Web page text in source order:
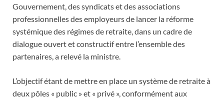
Gouvernement, des syndicats et des associations
professionnelles des employeurs de lancer la réforme
systémique des régimes de retraite, dans un cadre de
dialogue ouvert et constructif entre l’ensemble des
partenaires, a relevé la ministre.
L’objectif étant de mettre en place un système de retraite à
deux pôles « public » et « privé », conformément aux